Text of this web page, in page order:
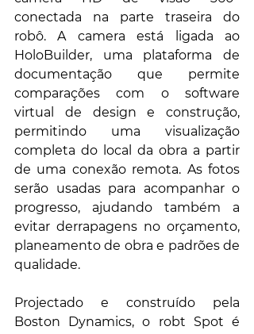
conectada na parte traseira do
robô. A camera está ligada ao
HoloBuilder, uma plataforma de
documentação que permite
comparações com o software
virtual de design e construção,
permitindo uma visualização
completa do local da obra a partir
de uma conexão remota. As fotos
serão usadas para acompanhar o
progresso, ajudando também a
evitar derrapagens no orçamento,
planeamento de obra e padrões de
qualidade.
Projectado e construído pela
Boston Dynamics, o robt Spot é